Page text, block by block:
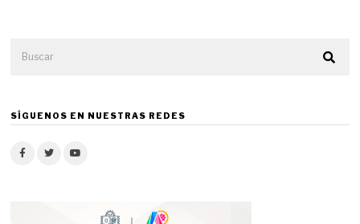
SÍGUENOS EN NUESTRAS REDES